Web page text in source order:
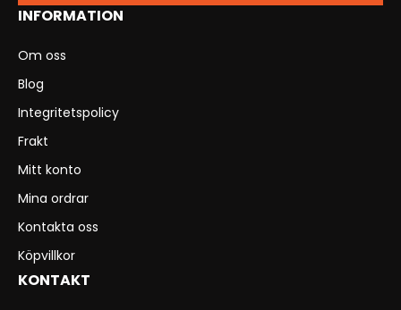
INFORMATION
Om oss
Blog
Integritetspolicy
Frakt
Mitt konto
Mina ordrar
Kontakta oss
Köpvillkor
KONTAKT